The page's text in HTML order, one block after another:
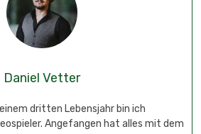
Daniel Vetter
dritten Lebensjahr bin ich
Angefangen hat alles mit dem